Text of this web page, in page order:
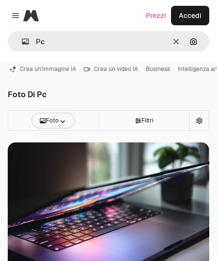
Close menu
Magnific
CancellaCerca
Prezzi Accedi
Crea un'immagine IA Crea un video IA Business Intelligenza
Foto Di Pc
Foto Filtri